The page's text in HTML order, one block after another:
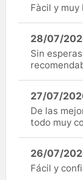
Fàcil y
28/07/
Sin
27/07/
De las
todo muy
26/07/
Fácil y